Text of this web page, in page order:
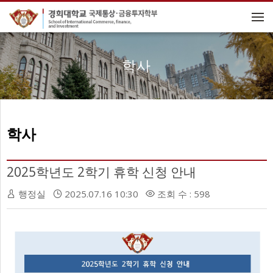
메뉴 건너뛰기
학사
학사
2025학년도 2학기 휴학 신청 안내
행정실 2025.07.16 10:30 조회 수 : 598